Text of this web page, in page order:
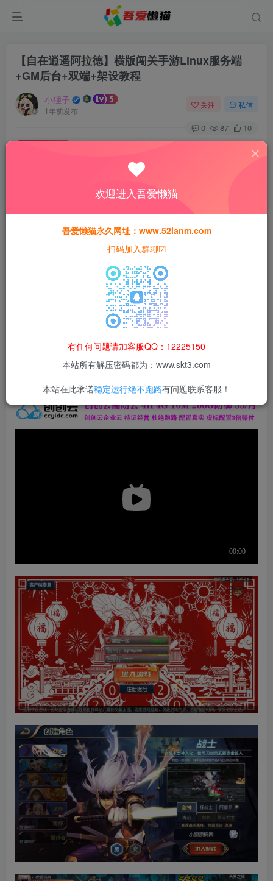
【自在逍遥阿拉德】横版闯关手游Linux服务端
+GM后台+双端+架设教程
小狸子
1年前发布
关注 私信
0 87 10
此内容为付费资源，请付费后查看
猫粮30
黄金会员猫粮15 钻石会员 免费
本站所有资源均为网络收集整理而来，仅供学习研究使用，请在下
载后24h内删除，谢谢合作！
本站资源仅用于学习交流，禁止商业运营与违法、侵权
果由使用者自行承担。
欢迎进入吾爱懒猫
吾爱懒猫永久网址：www.52lanm.com
扫码加入群聊☑
有任何问题请加客服QQ：12225150
本站所有解压密码都为：www.skt3.com
本站在此承诺稳定运行绝不跑路有问题联系客服！